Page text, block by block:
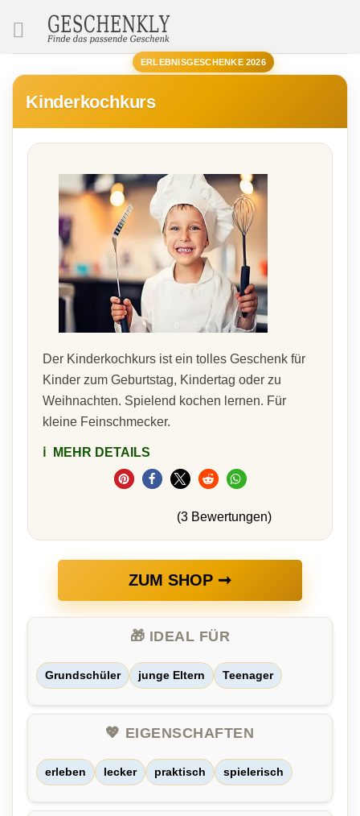
ERLEBNISGESCHENKE 2026
Kinderkochkurs
Der Kinderkochkurs ist ein tolles Geschenk für
Kinder zum Geburtstag, Kindertag oder zu
Weihnachten. Spielend kochen lernen. Für
kleine Feinschmecker.
ℹ️ MEHR DETAILS
(3 Bewertungen)
ZUM SHOP ➞
🎁 IDEAL FÜR
Grundschüler junge Eltern Teenager
💖 EIGENSCHAFTEN
erleben lecker praktisch spielerisch